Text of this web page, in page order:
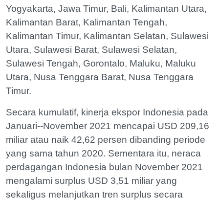
Yogyakarta, Jawa Timur, Bali, Kalimantan Utara,
Kalimantan Barat, Kalimantan Tengah,
Kalimantan Timur, Kalimantan Selatan, Sulawesi
Utara, Sulawesi Barat, Sulawesi Selatan,
Sulawesi Tengah, Gorontalo, Maluku, Maluku
Utara, Nusa Tenggara Barat, Nusa Tenggara
Timur.
Secara kumulatif, kinerja ekspor Indonesia pada
Januari--November 2021 mencapai USD 209,16
miliar atau naik 42,62 persen dibanding periode
yang sama tahun 2020. Sementara itu, neraca
perdagangan Indonesia bulan November 2021
mengalami surplus USD 3,51 miliar yang
sekaligus melanjutkan tren surplus secara